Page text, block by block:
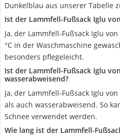
Dunkelblau aus unserer Tabelle
Ist der Lammfell-Fußsack Iglu
Ja, der Lammfell-Fußsack Iglu
°C in der Waschmaschine
besonders pflegeleicht.
Ist der Lammfell-Fußsack Iglu
wasserabweisend?
Ja, der Lammfell-Fußsack Iglu
als auch wasserabweisend. So
Schnee verwendet werden.
Wie lang ist der Lammfell-